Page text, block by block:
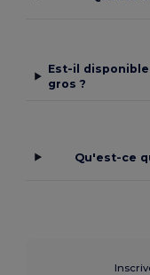
Est-il
gros ?
Qu'est-ce